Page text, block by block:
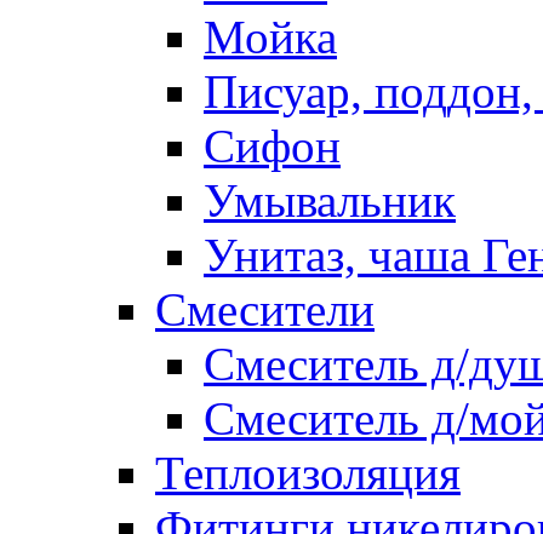
Мойка
Писуар, поддон,
Сифон
Умывальник
Унитаз, чаша
Смесители
Смеситель д/
Смеситель д/
Теплоизоляция